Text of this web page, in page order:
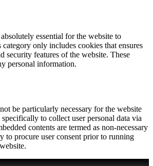
essential for the website to
only includes cookies that ensures
security features of the website. These
personal information.
be particularly necessary for the website
to collect user personal data via
contents are termed as non-necessary
to procure user consent prior to running